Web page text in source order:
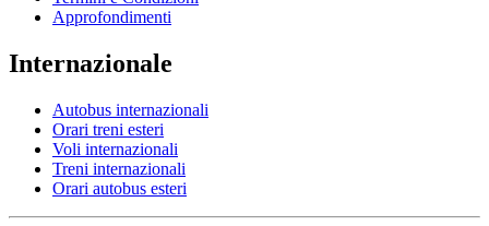
Approfondimenti
Internazionale
Autobus internazionali
Orari treni esteri
Voli internazionali
Treni internazionali
Orari autobus esteri